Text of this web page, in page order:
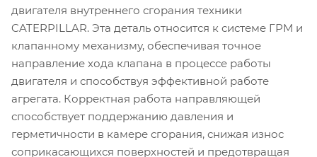
двигателя внутреннего сгорания техники
CATERPILLAR. Эта деталь относится к системе ГРМ и
клапанному механизму, обеспечивая точное
направление хода клапана в процессе работы
двигателя и способствуя эффективной работе
агрегата. Корректная работа направляющей
способствует поддержанию давления и
герметичности в камере сгорания, снижая износ
соприкасающихся поверхностей и предотвращая